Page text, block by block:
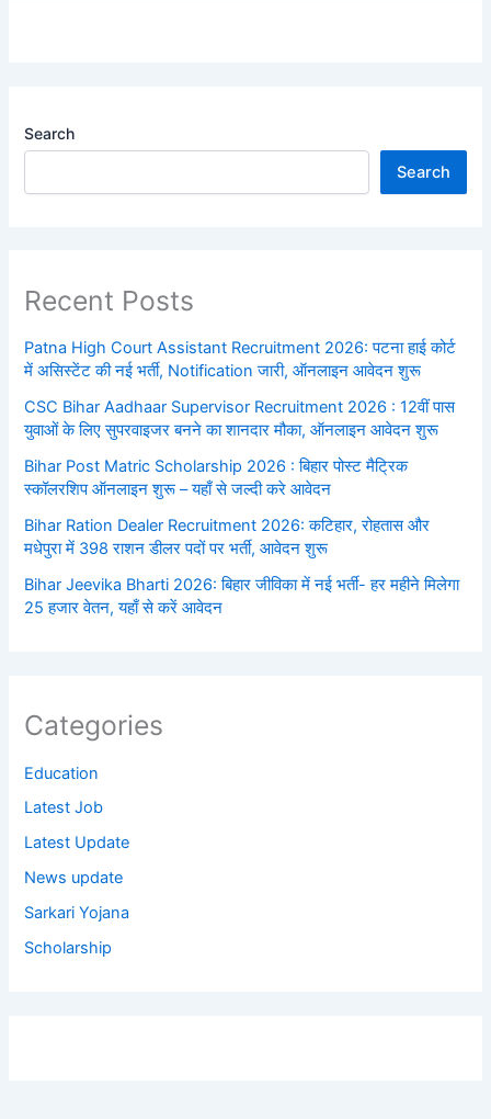
Search
Search
Recent Posts
Patna High Court Assistant Recruitment 2026: पटना हाई कोर्ट
में असिस्टेंट की नई भर्ती, Notification जारी, ऑनलाइन आवेदन शुरू
CSC Bihar Aadhaar Supervisor Recruitment 2026 : 12वीं पास
युवाओं के लिए सुपरवाइजर बनने का शानदार मौका, ऑनलाइन आवेदन शुरू
Bihar Post Matric Scholarship 2026 : बिहार पोस्ट मैट्रिक
स्कॉलरशिप ऑनलाइन शुरू – यहाँ से जल्दी करे आवेदन
Bihar Ration Dealer Recruitment 2026: कटिहार, रोहतास और
मधेपुरा में 398 राशन डीलर पदों पर भर्ती, आवेदन शुरू
Bihar Jeevika Bharti 2026: बिहार जीविका में नई भर्ती- हर महीने मिलेगा
25 हजार वेतन, यहाँ से करें आवेदन
Categories
Education
Latest Job
Latest Update
News update
Sarkari Yojana
Scholarship